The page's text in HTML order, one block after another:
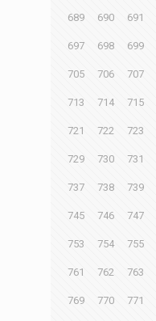
689 690 691
697 698 699
705 706 707
713 714 715
721 722 723
729 730 731
737 738 739
745 746 747
753 754 755
761 762 763
769 770 771